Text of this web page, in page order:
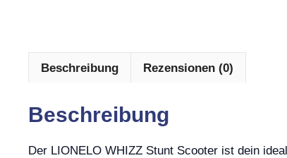
Beschreibung Rezensionen (0)
Beschreibung
Der LIONELO WHIZZ Stunt Scooter ist dein